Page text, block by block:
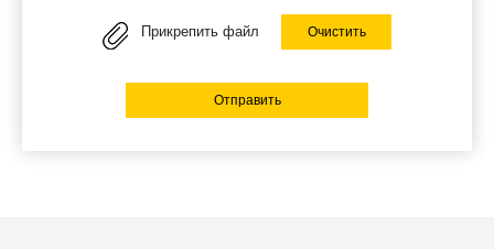
Прикрепить файл Очистить
Отправить